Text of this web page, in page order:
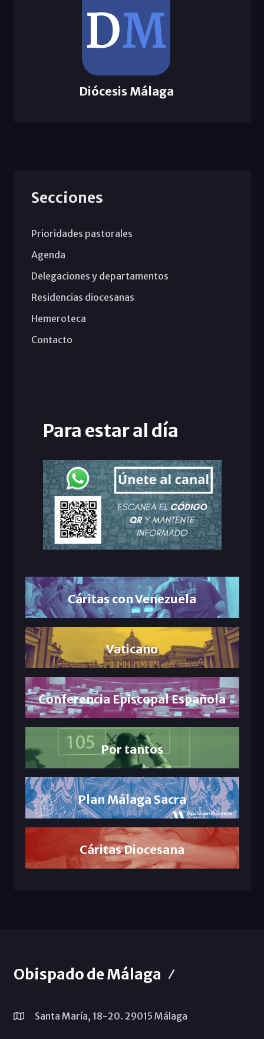
Diócesis Málaga
Secciones
Prioridades pastorales
Agenda
Delegaciones y departamentos
Residencias diocesanas
Hemeroteca
Contacto
Para estar al día
Cáritas con Venezuela
Vaticano
Conferencia Episcopal Española
Por tantos
Plan Málaga Sacra
Cáritas Diocesana
Obispado de Málaga
Santa María, 18-20. 29015 Málaga